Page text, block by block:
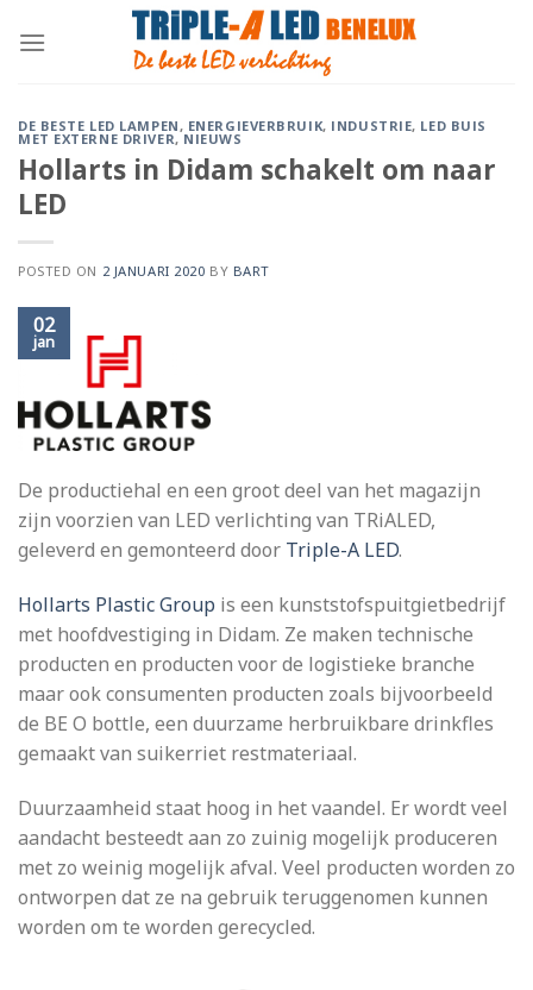
DE BESTE LED LAMPEN, ENERGIEVERBRUIK, INDUSTRIE, LED BUIS
MET EXTERNE DRIVER, NIEUWS
Hollarts in Didam schakelt om naar
LED
POSTED ON 2 JANUARI 2020 BY BART
02
jan
De productiehal en een groot deel van het magazijn
zijn voorzien van LED verlichting van TRiALED,
geleverd en gemonteerd door Triple-A LED.
Hollarts Plastic Group is een kunststofspuitgietbedrijf
met hoofdvestiging in Didam. Ze maken technische
producten en producten voor de logistieke branche
maar ook consumenten producten zoals bijvoorbeeld
de BE O bottle, een duurzame herbruikbare drinkfles
gemaakt van suikerriet restmateriaal.
Duurzaamheid staat hoog in het vaandel. Er wordt veel
aandacht besteedt aan zo zuinig mogelijk produceren
met zo weinig mogelijk afval. Veel producten worden zo
ontworpen dat ze na gebruik teruggenomen kunnen
worden om te worden gerecycled.